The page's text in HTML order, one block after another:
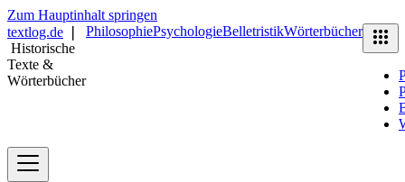
Zum Hauptinhalt springen
textlog.de
Historische
Texte &
Wörterbücher
PhilosophiePsychologieBelletristikWörterbücher